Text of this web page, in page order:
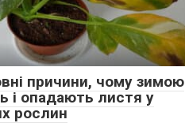
причини, чому зимою
і опадають листя у
рослин